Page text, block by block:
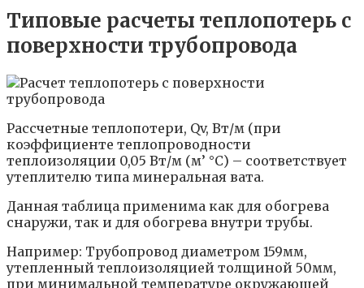
Типовые расчеты теплопотерь с
поверхности трубопровода
Рассчетные теплопотери, Qv, Вт/м (при
коэффициенте теплопроводности
теплоизоляции 0,05 Вт/м (м’ °С) – соответствует
утеплителю типа минеральная вата.
Данная таблица применима как для обогрева
снаружи, так и для обогрева внутри трубы.
Например: Трубопровод диаметром 159мм,
утепленный теплоизоляцией толщиной 50мм,
при минимальной температуре окружающей